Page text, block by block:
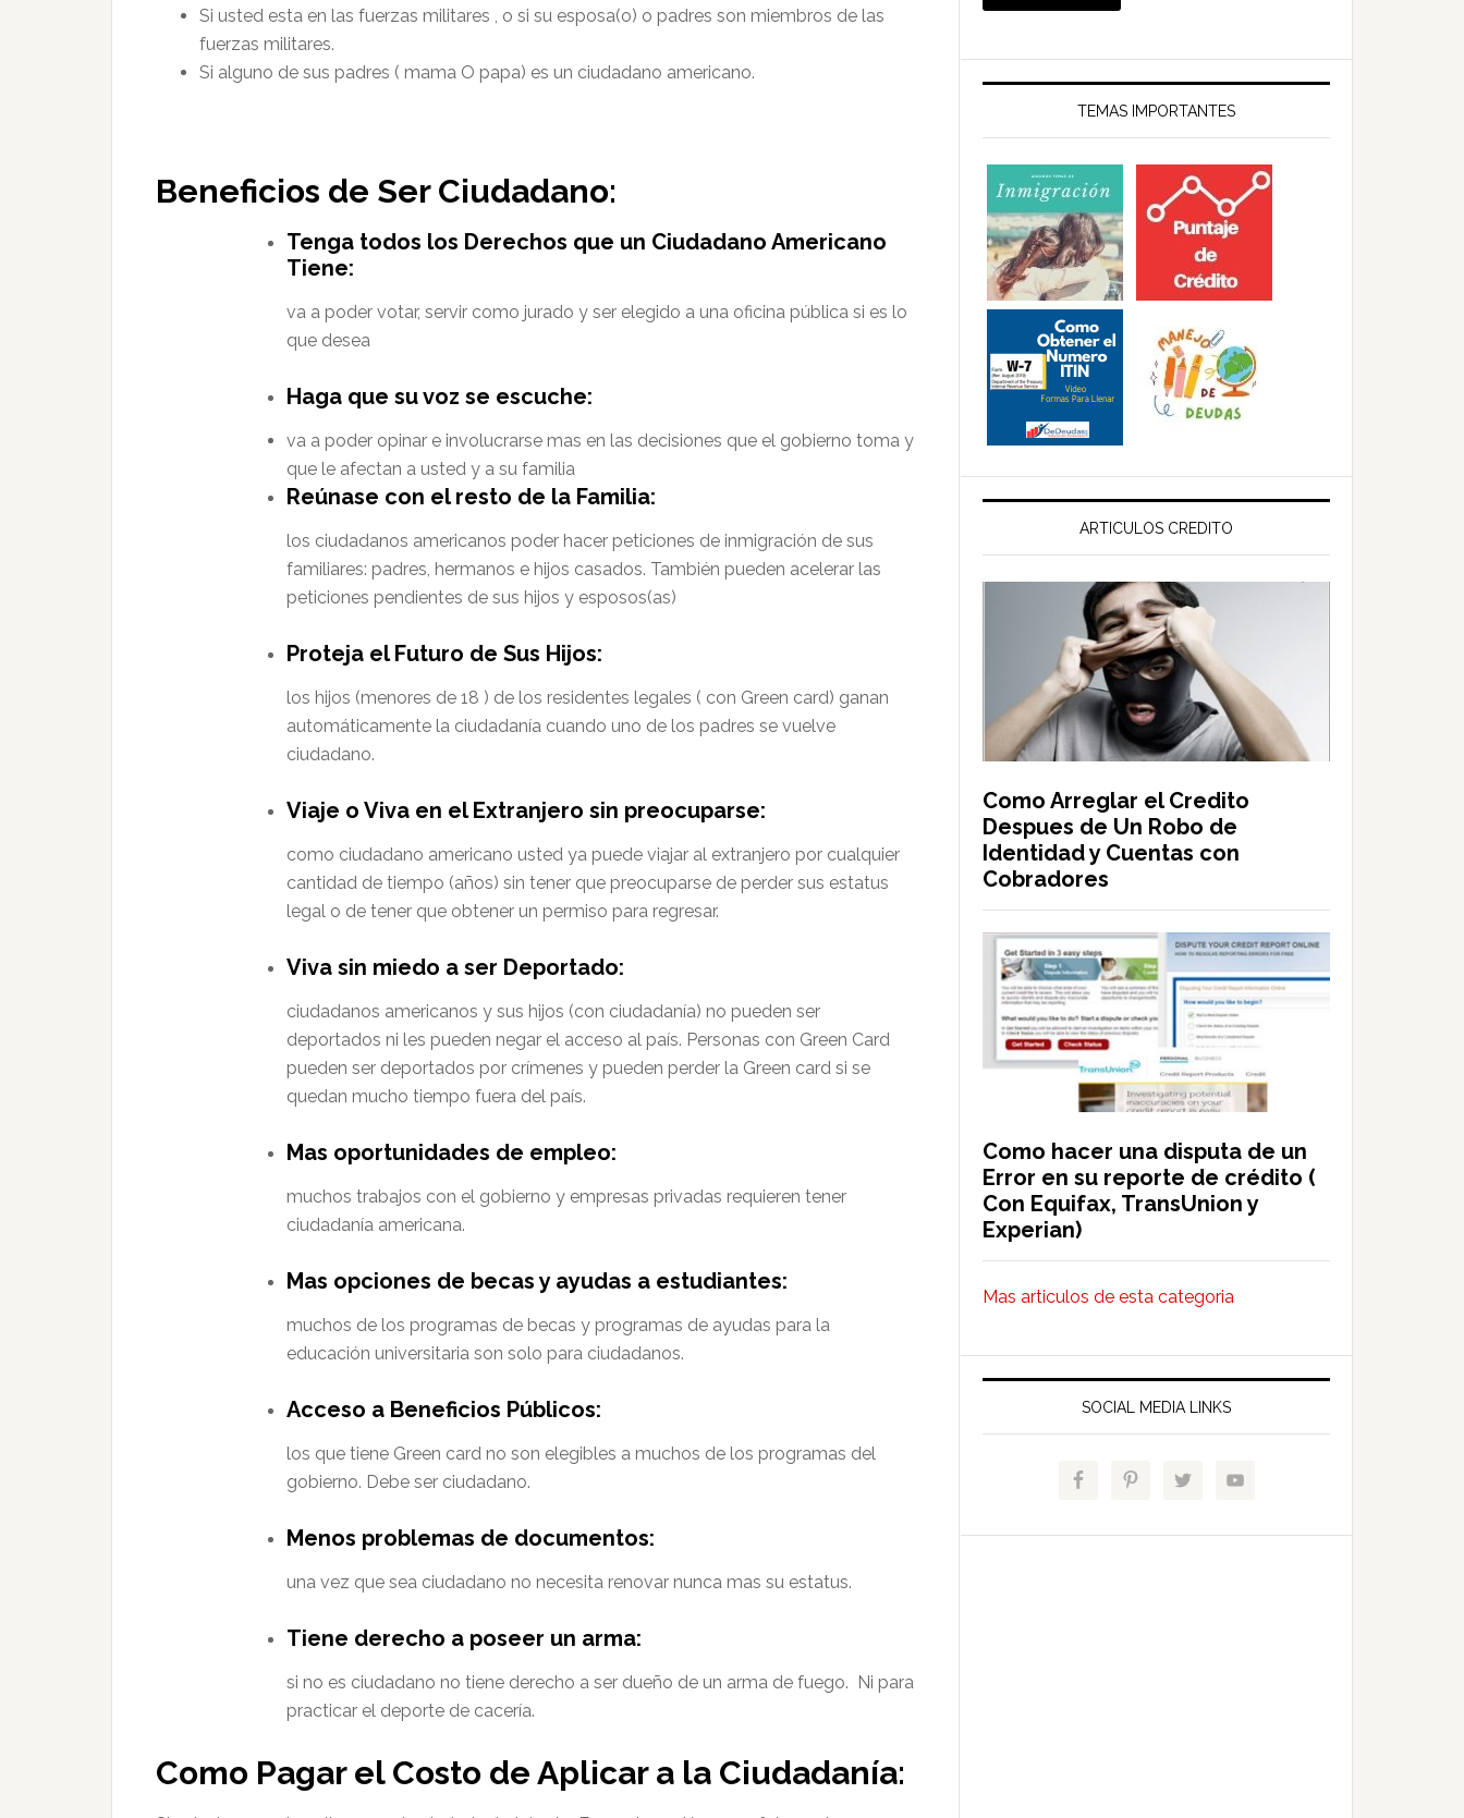
Si usted esta en las fuerzas militares , o si su esposa(o) o padres son miembros de las
fuerzas militares.
Si alguno de sus padres ( mama O papa) es un ciudadano americano.
Beneficios de Ser Ciudadano:
Tenga todos los Derechos que un Ciudadano Americano
Tiene:
va a poder votar, servir como jurado y ser elegido a una oficina pública si es lo
que desea
Haga que su voz se escuche:
va a poder opinar e involucrarse mas en las decisiones que el gobierno toma y
que le afectan a usted y a su familia
Reúnase con el resto de la Familia:
los ciudadanos americanos poder hacer peticiones de inmigración de sus
familiares: padres, hermanos e hijos casados. También pueden acelerar las
peticiones pendientes de sus hijos y esposos(as)
Proteja el Futuro de Sus Hijos:
los hijos (menores de 18 ) de los residentes legales ( con Green card) ganan
automáticamente la ciudadanía cuando uno de los padres se vuelve
ciudadano.
Viaje o Viva en el Extranjero sin preocuparse:
como ciudadano americano usted ya puede viajar al extranjero por cualquier
cantidad de tiempo (años) sin tener que preocuparse de perder sus estatus
legal o de tener que obtener un permiso para regresar.
Viva sin miedo a ser Deportado:
ciudadanos americanos y sus hijos (con ciudadanía) no pueden ser
deportados ni les pueden negar el acceso al país. Personas con Green Card
pueden ser deportados por crímenes y pueden perder la Green card si se
quedan mucho tiempo fuera del país.
Mas oportunidades de empleo:
muchos trabajos con el gobierno y empresas privadas requieren tener
ciudadanía americana.
Mas opciones de becas y ayudas a estudiantes:
muchos de los programas de becas y programas de ayudas para la
educación universitaria son solo para ciudadanos.
Acceso a Beneficios Públicos:
los que tiene Green card no son elegibles a muchos de los programas del
gobierno. Debe ser ciudadano.
Menos problemas de documentos:
una vez que sea ciudadano no necesita renovar nunca mas su estatus.
Tiene derecho a poseer un arma:
si no es ciudadano no tiene derecho a ser dueño de un arma de fuego. Ni para
practicar el deporte de cacería.
Como Pagar el Costo de Aplicar a la Ciudadanía:
TEMAS IMPORTANTES
ARTICULOS CREDITO
Como Arreglar el Credito
Despues de Un Robo de
Identidad y Cuentas con
Cobradores
Como hacer una disputa de un
Error en su reporte de crédito (
Con Equifax, TransUnion y
Experian)
Mas articulos de esta categoria
SOCIAL MEDIA LINKS